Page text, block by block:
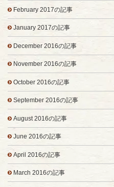
February 2017の記事
January 2017の記事
December 2016の記事
November 2016の記事
October 2016の記事
September 2016の記事
August 2016の記事
June 2016の記事
April 2016の記事
March 2016の記事